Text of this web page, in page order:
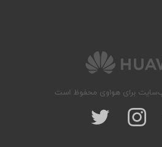
برای هواوی محفوظ است